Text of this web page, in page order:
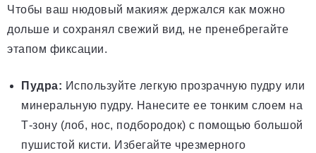
Чтобы ваш нюдовый макияж держался как можно
дольше и сохранял свежий вид, не пренебрегайте
этапом фиксации.
Пудра: Используйте легкую прозрачную пудру или
минеральную пудру. Нанесите ее тонким слоем на
Т-зону (лоб, нос, подбородок) с помощью большой
пушистой кисти. Избегайте чрезмерного